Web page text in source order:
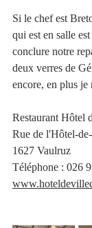
Si le chef est
qui est en salle
conclure notre
deux verres de
encore, en plus
Restaurant Hôtel
Rue de l'Hôtel-
1627 Vaulruz
Téléphone : 026